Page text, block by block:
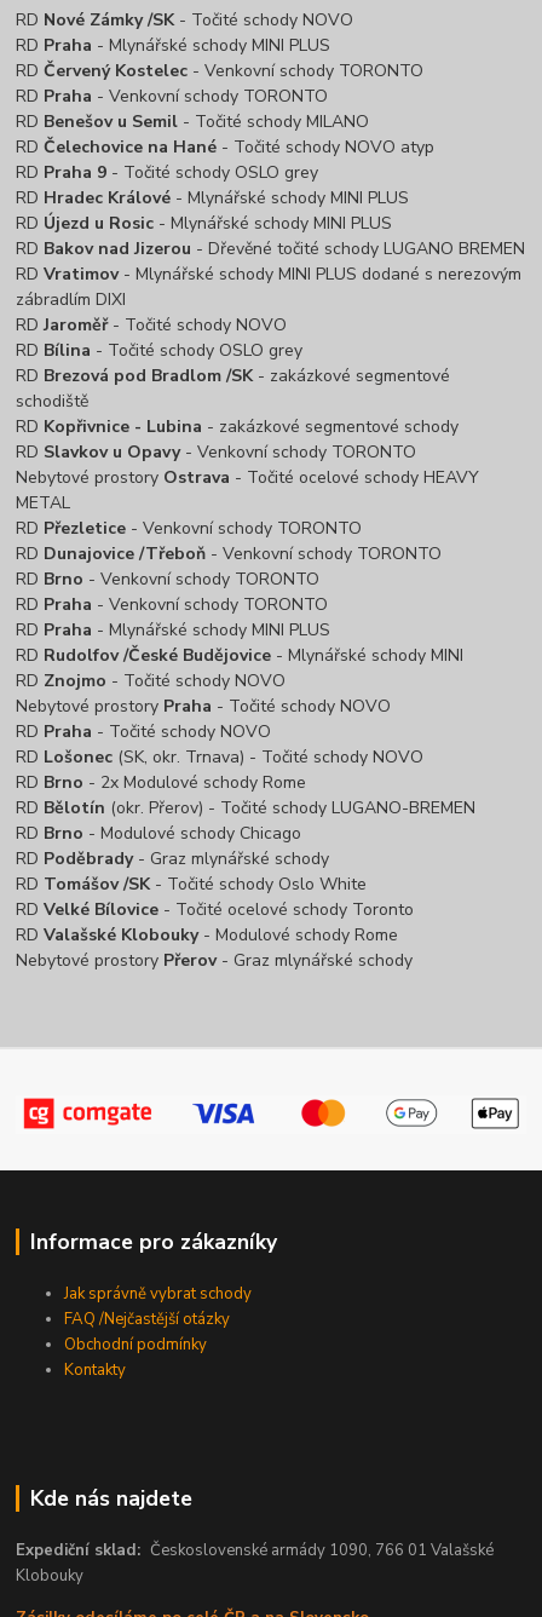
RD Nové Zámky /SK- Točité schody NOVO
RD Praha - Mlynářské schody MINI PLUS
RDČervený Kostelec - Venkovní schody TORONTO
RD Praha - Venkovní schody TORONTO
RD Benešov u Semil - Točité schody MILANO
RDČelechovice na Hané - Točité schody NOVO atyp
RD Praha 9 - Točité schody OSLO grey
RD Hradec Králové - Mlynářské schody MINI PLUS
RD Újezd u Rosic - Mlynářské schody MINI PLUS
RD Bakov nad Jizerou - Dřevěné točité schody LUGANO BREMEN
RDVratimov - Mlynářské schody MINI PLUS dodané s nerezovým
zábradlím DIXI
RDJaroměř- Točité schody NOVO
RD Bílina - Točité schody OSLO grey
RD Brezová pod Bradlom /SK- zakázkové segmentové
schodiště
RD Kopřivnice - Lubina - zakázkové segmentové schody
RD Slavkov u Opavy- Venkovní schody TORONTO
Nebytové prostory Ostrava - Točité ocelové schody HEAVY
METAL
RD Přezletice - Venkovní schody TORONTO
RD Dunajovice /Třeboň - Venkovní schody TORONTO
RD Brno - Venkovní schody TORONTO
RD Praha - Venkovní schody TORONTO
RD Praha - Mlynářské schody MINI PLUS
RD Rudolfov /České Budějovice - Mlynářské schody MINI
RD Znojmo - Točité schody NOVO
Nebytové prostory Praha - Točité schody NOVO
RD Praha - Točité schody NOVO
RD Lošonec (SK, okr. Trnava) - Točité schody NOVO
RD Brno - 2x Modulové schody Rome
RD Bělotín (okr. Přerov) - Točité schody LUGANO-BREMEN
RD Brno - Modulové schody Chicago
RD Poděbrady- Graz mlynářské schody
RD Tomášov /SK- Točité schody Oslo White
RDVelké Bílovice - Točité ocelové schody Toronto
RDValašské Klobouky- Modulové schody Rome
Nebytové prostory Přerov- Graz mlynářské schody
Informace pro zákazníky
Jak správně vybrat schody
FAQ /Nejčastější otázky
Obchodní podmínky
Kontakty
Kde nás najdete
Expediční sklad:Československé armády 1090, 766 01 Valašské
Klobouky